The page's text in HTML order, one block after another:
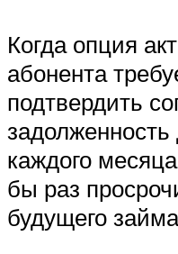
Когда опция
абонента
подтвердить
каждого
бы раз
будущего